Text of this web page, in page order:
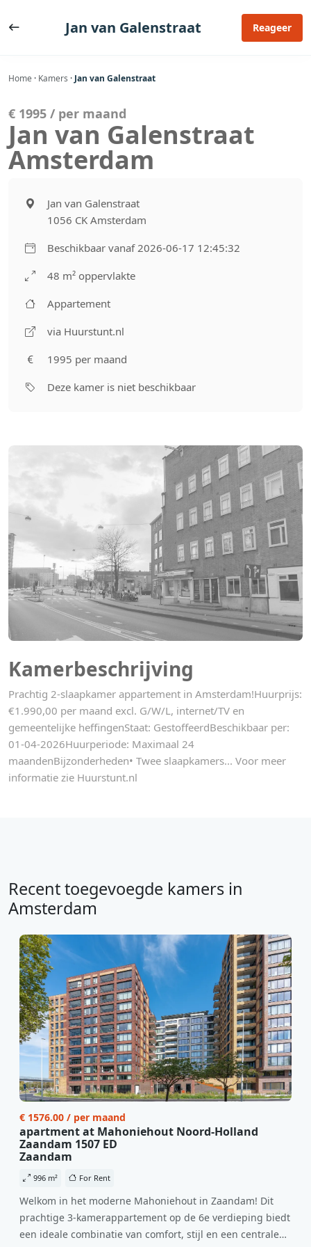
naar
Jan van Galenstraat Reageer
Home · Kamers · Jan van Galenstraat
Kamerbeschrijving
Prachtig 2-slaapkamer appartement in Amsterdam!Huurprijs:
€1.990,00 per maand excl. G/W/L, internet/TV en
gemeentelijke heffingenStaat: GestoffeerdBeschikbaar per:
01-04-2026Huurperiode: Maximaal 24
maandenBijzonderheden• Twee slaapkamers... Voor meer
informatie zie Huurstunt.nl
€ 1995 / per maand
Jan van Galenstraat
Amsterdam
Jan van Galenstraat
1056 CK Amsterdam
Beschikbaar vanaf 2026-06-17 12:45:32
48 m² oppervlakte
Appartement
via Huurstunt.nl
1995 per maand
Deze kamer is niet beschikbaar
Recent toegevoegde kamers in
Amsterdam
€ 1576.00 / per maand
apartment at Mahoniehout Noord-Holland
Zaandam 1507 ED
Zaandam
996 m² For Rent
Welkom in het moderne Mahoniehout in Zaandam! Dit
prachtige 3-kamerappartement op de 6e verdieping biedt
een ideale combinatie van comfort, stijl en een centrale